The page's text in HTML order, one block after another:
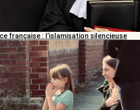
française : l’islamisation silencieuse